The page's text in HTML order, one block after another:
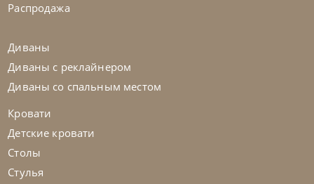
Распродажа
Диваны
Диваны с реклайнером
Диваны со спальным местом
Кровати
Детские кровати
Столы
Стулья